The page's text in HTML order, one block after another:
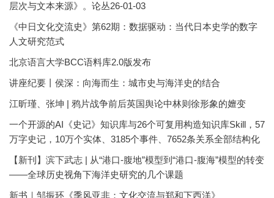
层次与文本来源》。论丛26-01-03
《中日文化交流史》第62期：数据驱动：当代日本史学的数字
人文研究范式
北京语言大学BCC语料库2.0版发布
讲座纪要丨侯深：向海而生：城市史与海洋史的结合
江昕瑾、张坤 | 鸦片战争前后英国舆论中林则徐形象的嬗变
一个开源的AI《史记》知识库与26个可复用构造知识库Skill，57
万字史记，10万个实体、3185个事件、7652条关系全部结构化
【新刊】滨下武志 | 从“港口-腹地”模型到“港口-腹海”模型的转变
——全球历史视角下海洋史研究的几个课题
新书｜邹振环《季风亚非：文化交流与郑和下西洋》